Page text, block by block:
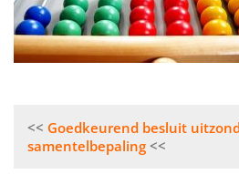
Bericht
navigatie
Goedkeurend besluit
samentelbepaling